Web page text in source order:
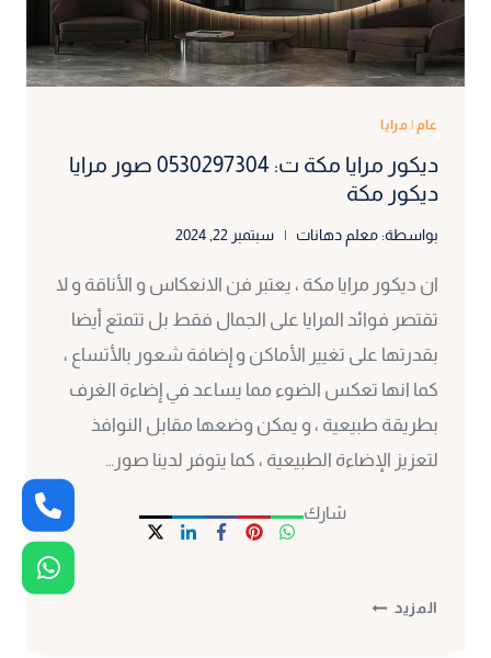
عام| مرايا
ديكور مرايا مكة ت: 0530297304 صور مرايا
ديكور مكة
بواسطة: معلم دهانات سبتمبر 22, 2024
ان ديكور مرايا مكة ، يعتبر فن الانعكاس و الأناقة و لا
تقتصر فوائد المرايا على الجمال فقط بل تتمتع أيضا
بقدرتها على تغيير الأماكن و إضافة شعور بالأتساع ،
كما انها تعكس الضوء مما يساعد في إضاءة الغرف
بطريقة طبيعية ، و يمكن وضعها مقابل النوافذ
لتعزيز الإضاءة الطبيعية ، كما يتوفر لدينا صور…
شارك
المزيد ديكور